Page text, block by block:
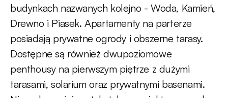
budynkach nazwanych kolejno - Woda, Kamień,
Drewno i Piasek. Apartamenty na parterze
posiadają prywatne ogrody i obszerne tarasy.
Dostępne są również dwupoziomowe
penthousy na pierwszym piętrze z dużymi
tarasami, solarium oraz prywatnymi basenami.